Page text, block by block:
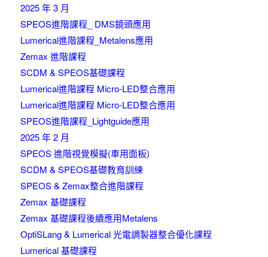
2025 年 3 月
SPEOS進階課程_ DMS鏡頭應用
Lumerical進階課程_Metalens應用
Zemax 進階課程
SCDM & SPEOS基礎課程
Lumerical進階課程 Micro-LED整合應用
Lumerical進階課程 Micro-LED整合應用
SPEOS進階課程_Lightguide應用
2025 年 2 月
SPEOS 進階視覺模擬(車用面板)
SCDM & SPEOS基礎教育訓練
SPEOS & Zemax整合進階課程
Zemax 基礎課程
Zemax 基礎課程後續應用Metalens
OptiSLang & Lumerical 光電調製器整合優化課程
Lumerical 基礎課程